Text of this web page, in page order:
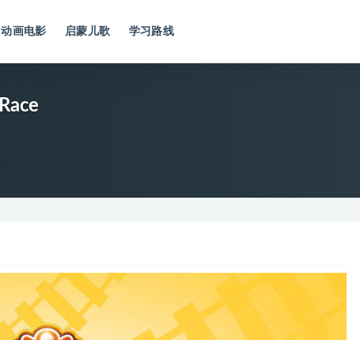
动画电影 启蒙儿歌 学习路线